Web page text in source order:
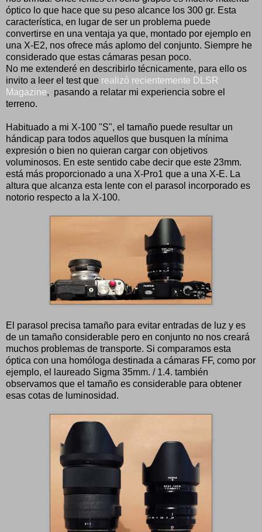
óptico lo que hace que su peso alcance los 300 gr. Esta
característica, en lugar de ser un problema puede
convertirse en una ventaja ya que, montado por ejemplo en
una X-E2, nos ofrece más aplomo del conjunto. Siempre he
considerado que estas cámaras pesan poco.
No me extenderé en describirlo técnicamente, para ello os
invito a leer el test que realizó recientemente DLSR
Magazine, pasando a relatar mi experiencia sobre el
terreno.
Habituado a mi X-100 "S", el tamaño puede resultar un
hándicap para todos aquellos que busquen la mínima
expresión o bien no quieran cargar con objetivos
voluminosos. En este sentido cabe decir que este 23mm.
está más proporcionado a una X-Pro1 que a una X-E. La
altura que alcanza esta lente con el parasol incorporado es
notorio respecto a la X-100.
El parasol precisa tamaño para evitar entradas de luz y es
de un tamaño considerable pero en conjunto no nos creará
muchos problemas de transporte. Si comparamos esta
óptica con una homóloga destinada a cámaras FF, como por
ejemplo, el laureado Sigma 35mm. / 1.4. también
observamos que el tamaño es considerable para obtener
esas cotas de luminosidad.